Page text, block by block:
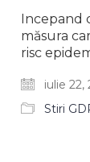
Incepand
măsura
risc
iulie 22,
Stiri